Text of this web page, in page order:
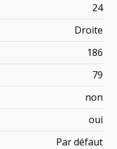
24
Droite
186
79
non
oui
Par défaut